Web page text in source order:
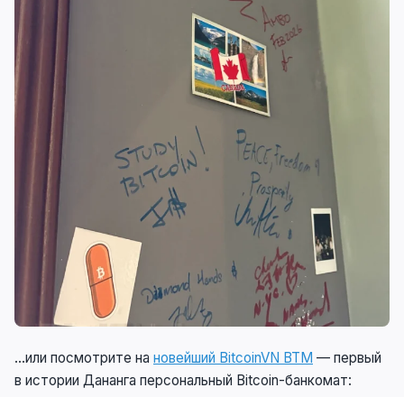
…или посмотрите на новейший BitcoinVN BTM — первый
в истории Дананга персональный Bitcoin-банкомат: